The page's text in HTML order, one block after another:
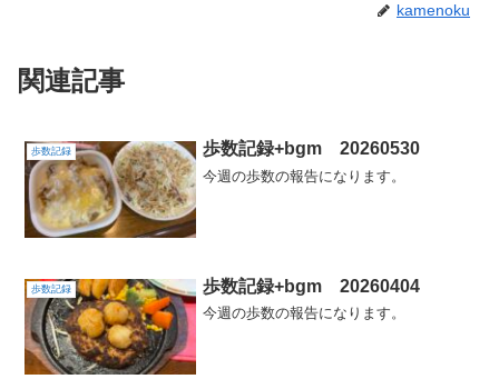
kamenoku
関連記事
歩数記録 歩数記録+bgm 20260530
今週の歩数の報告になります。
歩数記録 歩数記録+bgm 20260404
今週の歩数の報告になります。